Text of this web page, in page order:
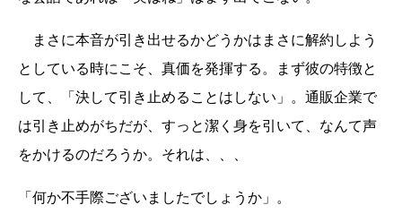
まさに本音が引き出せるかどうかはまさに解約しよう
としている時にこそ、真価を発揮する。まず彼の特徴と
して、「決して引き止めることはしない」。通販企業で
は引き止めがちだが、すっと潔く身を引いて、なんて声
をかけるのだろうか。それは、、、
「何か不手際ございましたでしょうか」。